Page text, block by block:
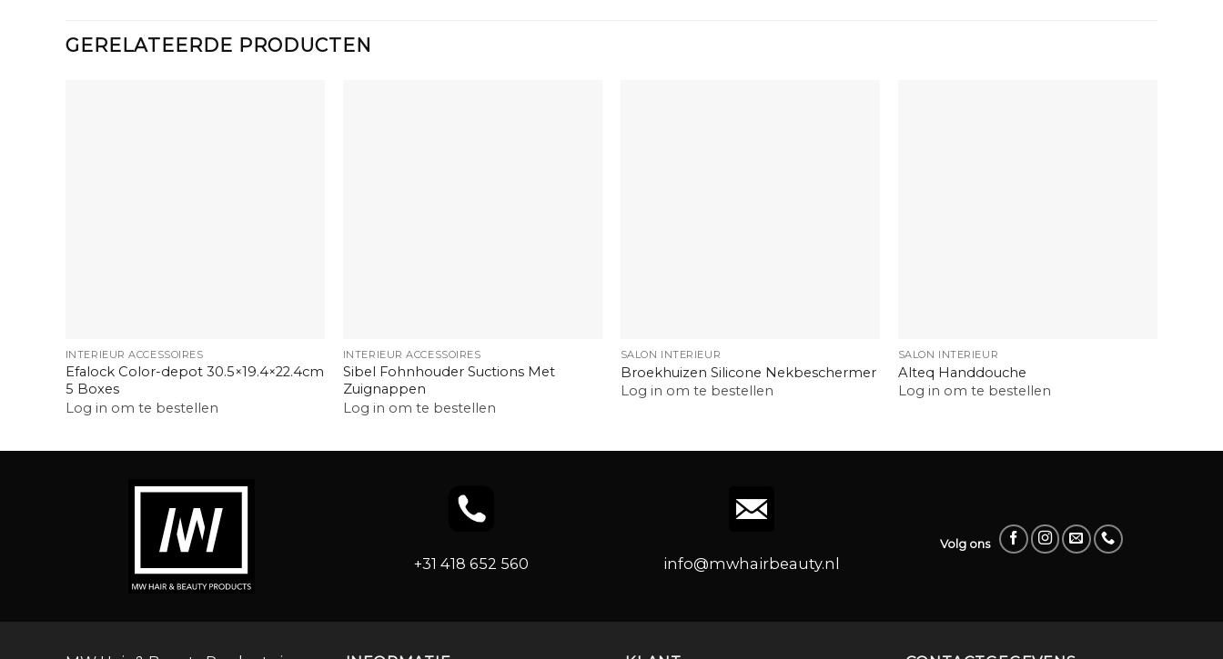
GERELATEERDE PRODUCTEN
INTERIEUR ACCESSOIRES
Efalock Color-depot 30.5×19.4×22.4cm
5 Boxes
Log in om te bestellen
INTERIEUR ACCESSOIRES
Sibel Fohnhouder Suctions Met
Zuignappen
Log in om te bestellen
SALON INTERIEUR
Broekhuizen Silicone Nekbeschermer
Log in om te bestellen
SALON INTERIEUR
Alteq Handdouche
Log in om te bestellen
+31 418 652 560 info@mwhairbeauty.nl
Volg ons